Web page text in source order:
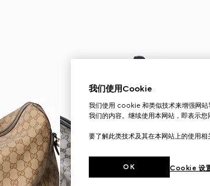
我们使用Cookie
我们使用 cookie 和类似技术来增强网站
我们的内容。继续使用本网站，即表示您
要了解此类技术及其在本网站上的使用
Cookie 设
OK